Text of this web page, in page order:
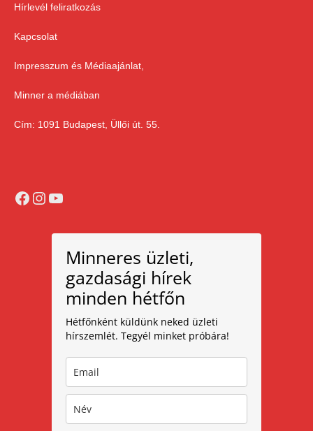
Hírlevél feliratkozás
Kapcsolat
Impresszum és Médiaajánlat,
Minner a médiában
Cím: 1091 Budapest, Üllői út. 55.
Facebook
Instagram
YouTube
Minneres üzleti,
gazdasági hírek
minden hétfőn
Hétfőnként küldünk neked üzleti
hírszemlét. Tegyél minket próbára!